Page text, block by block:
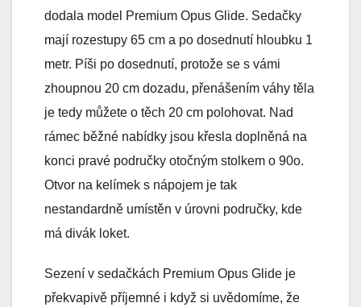
dodala model Premium Opus Glide. Sedačky
mají rozestupy 65 cm a po dosednutí hloubku 1
metr. Píši po dosednutí, protože se s vámi
zhoupnou 20 cm dozadu, přenášením váhy těla
je tedy můžete o těch 20 cm polohovat. Nad
rámec běžné nabídky jsou křesla doplněná na
konci pravé područky otočným stolkem o 90o.
Otvor na kelímek s nápojem je tak
nestandardně umístěn v úrovni područky, kde
má divák loket.
Sezení v sedačkách Premium Opus Glide je
překvapivě příjemné i když si uvědomíme, že